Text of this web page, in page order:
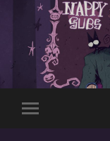
Toggle